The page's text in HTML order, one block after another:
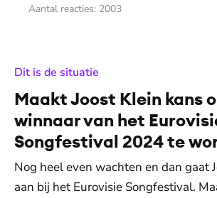
Aantal reacties: 2003
Dit is de situatie
Maakt Joost Klein kans
winnaar van het
Songfestival 2024 te
Nog heel even wachten en dan gaat
aan bij het Eurovisie Songfestival.